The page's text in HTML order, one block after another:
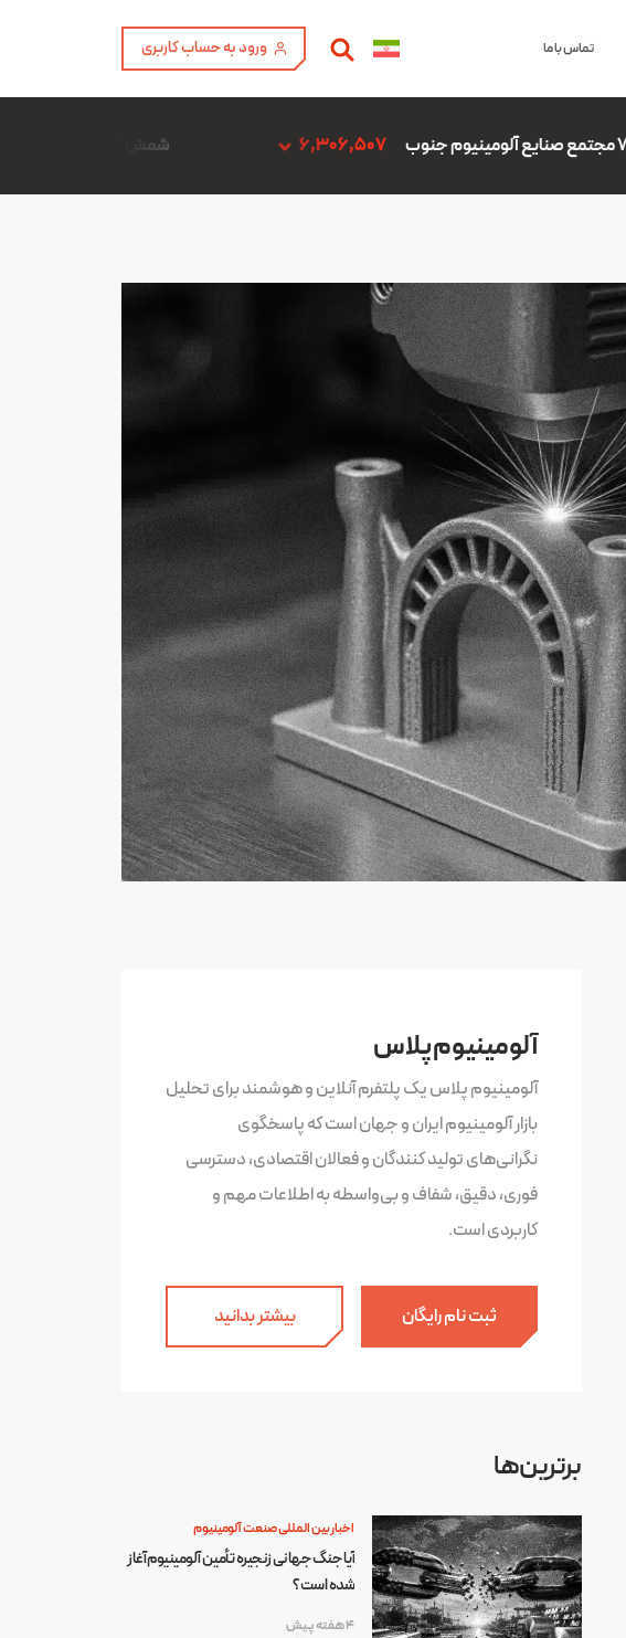
تماس با ما ورود به حساب کاربری
6,306,507 شمش آلیاژ ADC12 فن آوری آمیتیس آلومینیوم گلپایگان
آلومینیوم پلاس
آلومینیوم پلاس یک پلتفرم آنلاین و هوشمند برای تحلیل
بازار آلومینیوم ایران و جهان است که پاسخگوی
نگرانی‌های تولید کنندگان و فعالان اقتصادی، دسترسی
فوری، دقیق، شفاف و بی‌واسطه به اطلاعات مهم و
کاربردی است.
ثبت نام رایگان بیشتر بدانید
برترین‌ها
اخبار بین المللی صنعت آلومینیوم
آیا جنگ جهانی زنجیره تأمین آلومینیوم آغاز
شده است؟
4 هفته پیش